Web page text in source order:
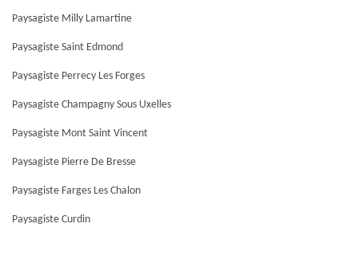
Paysagiste Milly Lamartine
Paysagiste Saint Edmond
Paysagiste Perrecy Les Forges
Paysagiste Champagny Sous Uxelles
Paysagiste Mont Saint Vincent
Paysagiste Pierre De Bresse
Paysagiste Farges Les Chalon
Paysagiste Curdin